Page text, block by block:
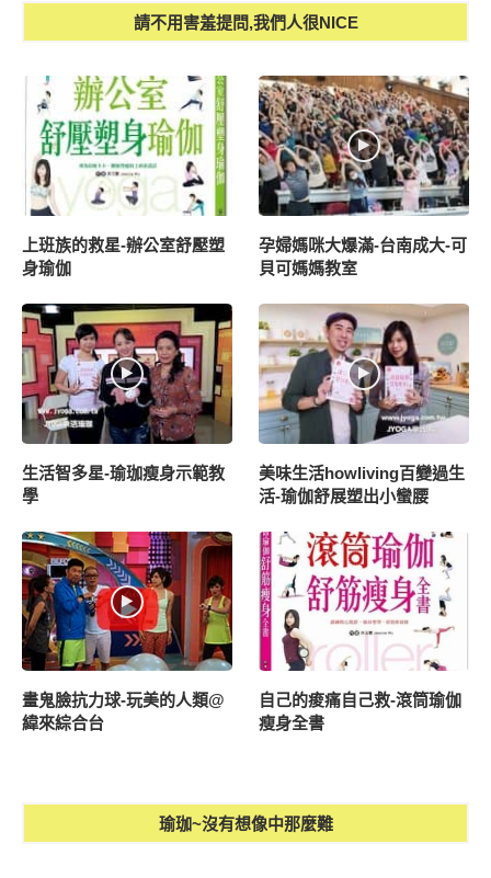
請不用害羞提問,我們人很NICE
上班族的救星-辦公室舒壓塑
身瑜伽
孕婦媽咪大爆滿-台南成大-可
貝可媽媽教室
生活智多星-瑜珈瘦身示範教
學
美味生活howliving百變過生
活-瑜伽舒展塑出小蠻腰
畫鬼臉抗力球-玩美的人類@
緯來綜合台
自己的痠痛自己救-滾筒瑜伽
瘦身全書
瑜珈~沒有想像中那麼難